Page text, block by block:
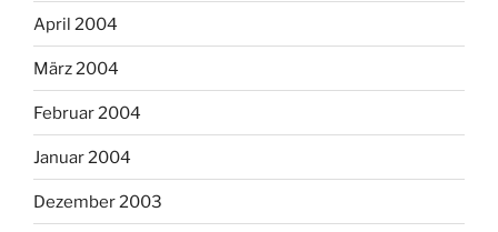
April 2004
März 2004
Februar 2004
Januar 2004
Dezember 2003